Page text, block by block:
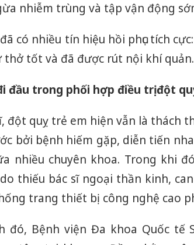
nhiễm trùng và tập vận động
có nhiều tín hiệu hồi phục tích
thở tốt và đã được rút nội khí quản.
đầu trong phối hợp điều trị đột
đột quỵ trẻ em hiện vẫn là thách
bởi bệnh hiếm gặp, diễn tiến
nhiều chuyên khoa. Trong khi
thiếu bác sĩ ngoại thần kinh,
trang thiết bị công nghệ cao
đó, Bệnh viện Đa khoa Quốc tế